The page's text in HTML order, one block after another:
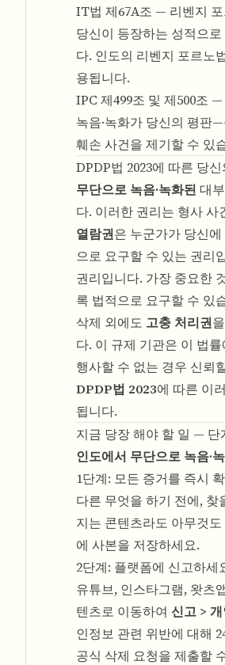
IT법 제67A조 — 리벤지
당신이 등장하는 성적으
다. 인도의 리벤지 포르노
용됩니다.
IPC 제499조 및 제500조
녹음·녹화가 당신의 평판
훼손 사건을 제기할 수 있
DPDP법 2023에 따른 당
무단으로 녹음·녹화된 대
다. 이러한 권리는 형사
열람권은 누군가가 당신
으로 요구할 수 있는 권리
권리입니다. 가장 중요한
록 법적으로 요구할 수 있
삭제 외에도 고충 처리권
다. 이 규제 기관은 이 법
행사할 수 없는 경우 신뢰
DPDP법 2023에 따른 이
됩니다.
지금 당장 해야 할 일 — 단
인도에서 무단으로 녹음·
1단계: 모든 증거를 즉시
다른 무엇을 하기 전에,
지는 콘텐츠라도 아무것
에 사본을 저장하세요.
2단계: 플랫폼에 신고하세
유튜브, 인스타그램, 왓츠
텐츠로 이동하여 신고 >
인정보 관련 위반에 대해
공식 삭제 요청을 제출할